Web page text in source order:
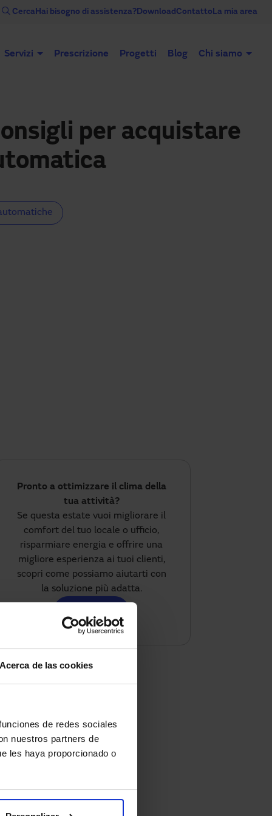
Acerca de las cookies
de redes sociales
nuestros partners de
les haya proporcionado o
CercaHai bisogno di assistenza?DownloadContattoLa mia area
Servizi Prescrizione Progetti Blog Chi siamo
per acquistare
Pronto a ottimizzare il clima della
tua attività?
Se questa estate vuoi migliorare il
comfort del tuo locale o ufficio,
risparmiare energia e offrire una
migliore esperienza ai tuoi clienti,
scopri come possiamo aiutarti con
la soluzione più adatta.